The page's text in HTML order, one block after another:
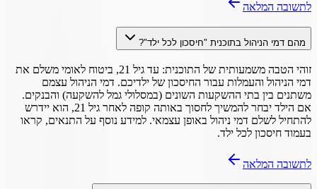
לתשובה המלאה
מהם דמי הניהול בתוכנית "חיסכון לכל ילד"?
זוהי הטבה משמעותית של התוכנית: עד גיל 21, ביטוח לאומי משלם את
דמי הניהול והעמלות עבור החיסכון של ילדיכם. דמי הניהול עצמם
משתנים בין בתי ההשקעות השונים (במסלולי גמל להשקעה) והבנקים.
אם הילד יבחר להמשיך לחסוך באותה קופה לאחר גיל 21, הוא יידרש
להתחיל לשלם דמי ניהול באופן עצמאי. למידע נוסף על התנאים, קראו
בעמוד חיסכון לכל ילד.
לתשובה המלאה